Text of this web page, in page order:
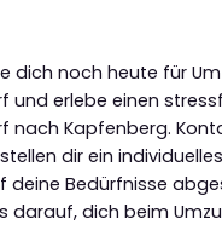
dich noch heute für
und erlebe einen
nach Kapfenberg.
dir ein
deine Bedürfnisse
darauf, dich beim